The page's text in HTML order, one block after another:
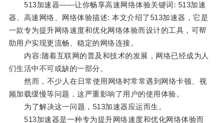
513加速器——让你畅享高速网络体验关键词: 513加速
器、高速网络、网络体验描述: 本文介绍了513加速器，它是
一款专为提升网络速度和优化网络体验而设计的工具，可帮
助用户实现更流畅、稳定的网络连接。
内容:随着互联网的普及和技术的发展，网络已经成为人
们生活中不可或缺的一部分。
然而，不少人在日常使用网络时常常遇到网络卡顿、视
频加载缓慢等问题，这严重影响了用户的使用体验。
为了解决这一问题，513加速器应运而生。
513加速器是一种专为提升网络速度和优化网络体验而